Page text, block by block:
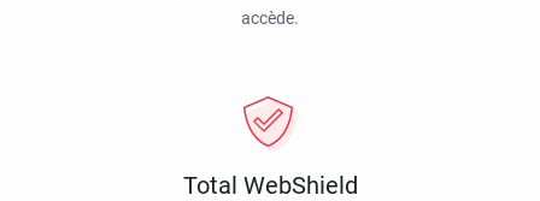
accède.
Total WebShield